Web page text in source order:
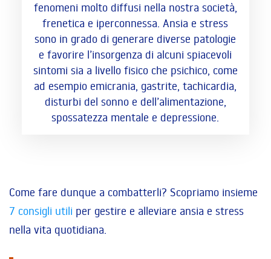
fenomeni molto diffusi nella nostra società,
frenetica e iperconnessa. Ansia e stress
sono in grado di generare diverse patologie
e favorire l’insorgenza di alcuni spiacevoli
sintomi sia a livello fisico che psichico, come
ad esempio emicrania, gastrite, tachicardia,
disturbi del sonno e dell’alimentazione,
spossatezza mentale e depressione.
Come fare dunque a combatterli? Scopriamo insieme
7 consigli utili per gestire e alleviare ansia e stress
nella vita quotidiana.